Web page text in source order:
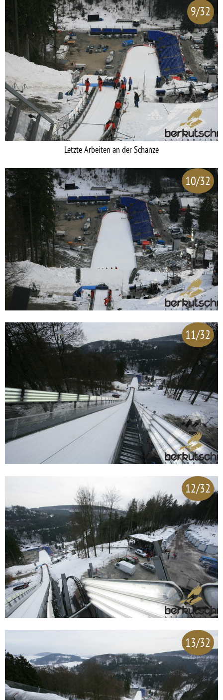
9/32
Letzte Arbeiten an der Schanze
10/32
11/32
12/32
13/32